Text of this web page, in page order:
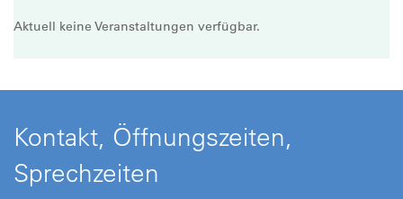
Aktuell keine Veranstaltungen verfügbar.
Kontakt, Öffnungszeiten,
Sprechzeiten